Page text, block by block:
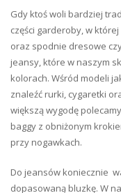
Gdy ktoś woli bardziej
części garderoby, w
oraz spodnie dresowe
jeansy, które w naszym
kolorach. Wśród modeli
znaleźć rurki, cygaretki
większą wygodę
baggy z obniżonym
przy nogawkach.
Do jeansów koniecznie
dopasowaną bluzkę. W